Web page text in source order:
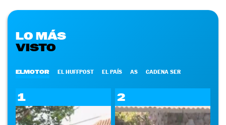
LO MÁS
VISTO
ELMOTOR EL HUFFPOST EL PAÍS AS CADENA SER
1 2